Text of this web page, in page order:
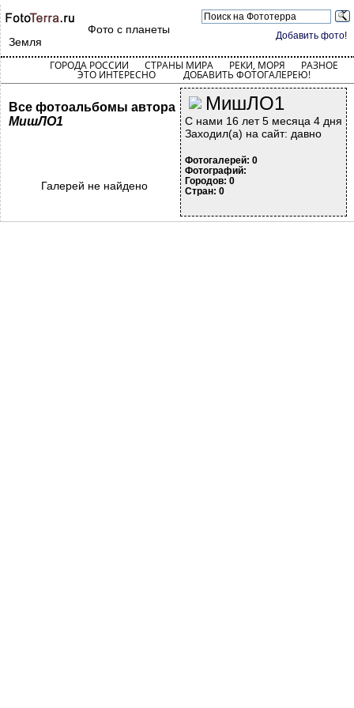
Добавить фото!
Фото с планеты
Земля
ГОРОДА РОССИИ СТРАНЫ МИРА РЕКИ, МОРЯ РАЗНОЕ
ЭТО ИНТЕРЕСНО ДОБАВИТЬ ФОТОГАЛЕРЕЮ!
МишЛО1
С нами 16 лет 5 месяца 4 дня
Заходил(а) на сайт: давно
Фотогалерей: 0
Фотографий:
Городов: 0
Стран: 0
Все фотоальбомы автора
МишЛО1
Галерей не найдено